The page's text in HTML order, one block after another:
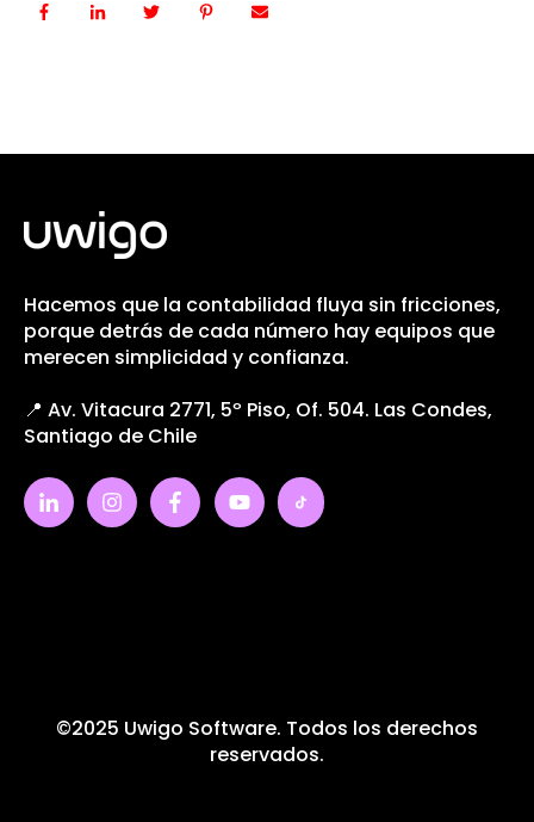
Hacemos que la contabilidad fluya sin fricciones,
porque detrás de cada número hay equipos que
merecen simplicidad y confianza.
📍 Av. Vitacura 2771, 5º Piso, Of. 504. Las Condes,
Santiago de Chile
©2025 Uwigo Software. Todos los derechos
reservados.